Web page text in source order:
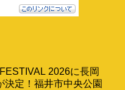
2026に長岡
決定！福井市中央公園